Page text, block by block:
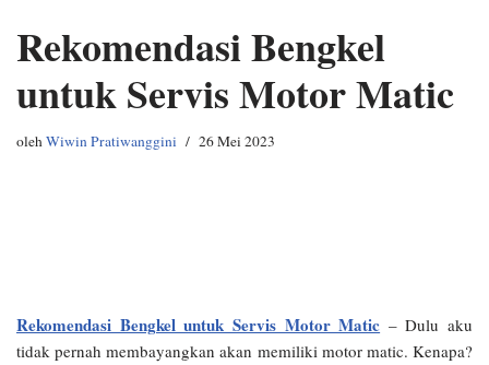
Rekomendasi Bengkel
untuk Servis Motor Matic
olehWiwin Pratiwanggini 26 Mei 2023
Rekomendasi Bengkel untuk Servis Motor Matic – Dulu aku
tidak pernah membayangkan akan memiliki motor matic. Kenapa?